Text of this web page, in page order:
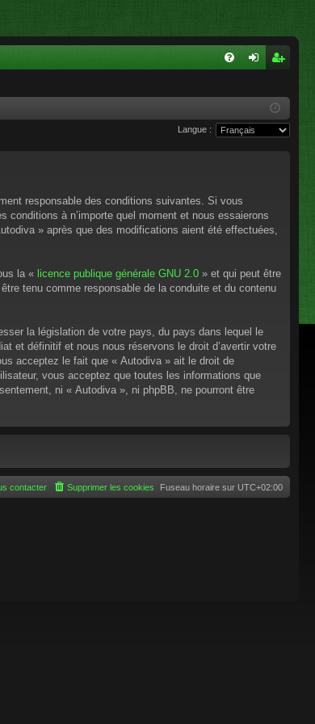
xi
cri
pti
Langue :
responsable des conditions suivantes. Si vous
conditions à n’importe quel moment et nous essaierons
» après que des modifications aient été effectuées,
la « licence publique générale GNU 2.0 » et qui peut être
tenu comme responsable de la conduite et du contenu
la législation de votre pays, du pays dans lequel le
et définitif et nous nous réservons le droit d’avertir votre
acceptez le fait que « Autodiva » ait le droit de
vous acceptez que toutes les informations que
ni « Autodiva », ni phpBB, ne pourront être
Fuseau horaire sur UTC+02:00
Supprimer les cookies
contacter